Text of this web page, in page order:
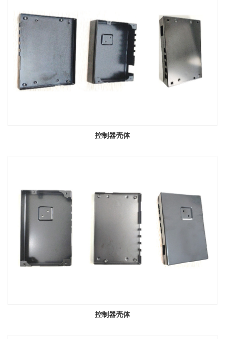
控制器壳体
控制器壳体